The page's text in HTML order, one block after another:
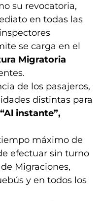
su revocatoria,
en todas las
se carga en el
Migratoria
de los pasajeros,
distintas para
“Al instante”,
máximo de
efectuar sin turno
Migraciones,
y en todos los